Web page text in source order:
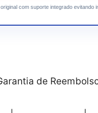
com suporte integrado evitando
de